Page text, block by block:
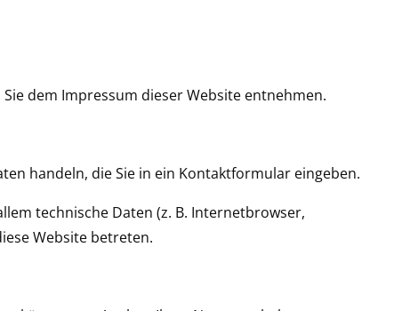
dem Impressum dieser Website entnehmen.
handeln, die Sie in ein Kontaktformular eingeben.
technische Daten (z. B. Internetbrowser,
Website betreten.